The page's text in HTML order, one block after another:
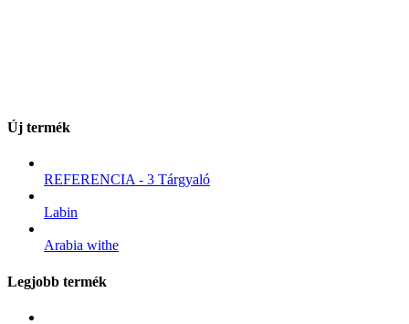
Új termék
REFERENCIA - 3 Tárgyaló
Labin
Arabia withe
Legjobb termék